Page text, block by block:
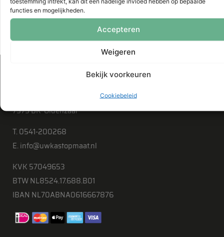
functies en mogelijkheden.
Accepteren
Weigeren
Bekijk voorkeuren
Cookiebeleid
Voeg het Décor+ ladefront en een knop
7575 BK Oldenzaal
T. 0541-200268
E. info@uwkastopmaat.nl
KVK 57049653
BTW NL8524.17.688.B01
IBAN NL70ABNA0616667876